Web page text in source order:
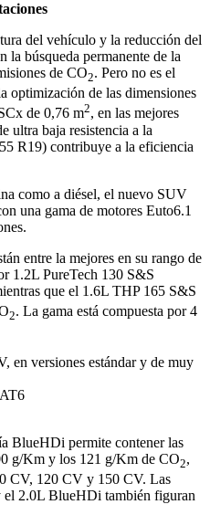
del vehículo y la reducción del
la búsqueda permanente de la
de CO2. Pero no es el
optimización de las dimensiones
de 0,76 m2, en las mejores
ultra baja resistencia a la
R19) contribuye a la eficiencia
como a diésel, el nuevo SUV
una gama de motores Euto6.1
entre la mejores en su rango de
1.2L PureTech 130 S&S
que el 1.6L THP 165 S&S
2. La gama está compuesta por 4
en versiones estándar y de muy
BlueHDi permite contener las
g/Km y los 121 g/Km de CO2,
CV, 120 CV y 150 CV. Las
2.0L BlueHDi también figuran